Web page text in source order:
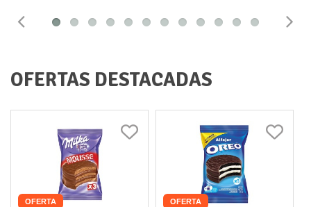
OFERTAS DESTACADAS
OFERTA OFERTA